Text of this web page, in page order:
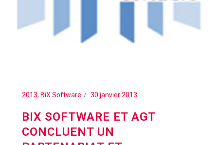
2013, BiX Software 30 janvier 2013
BIX SOFTWARE ET AGT
CONCLUENT UN